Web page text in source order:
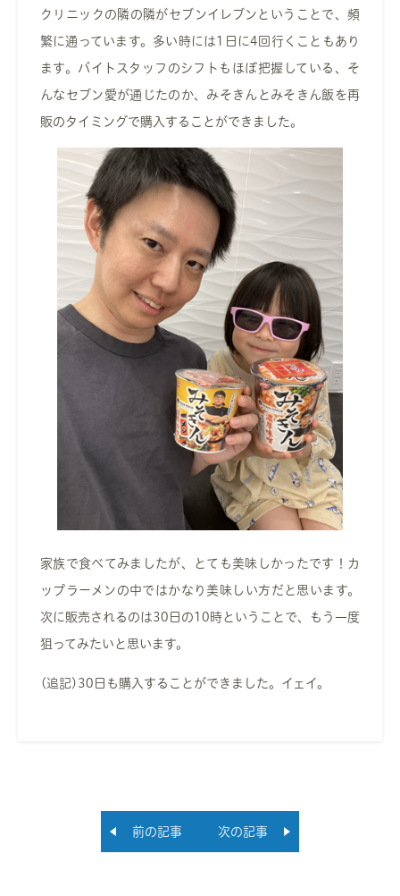
クリニックの隣の隣がセブンイレブンということで、頻
繁に通っています。多い時には1日に4回行くこともあり
ます。バイトスタッフのシフトもほぼ把握している、そ
んなセブン愛が通じたのか、みそきんとみそきん飯を再
販のタイミングで購入することができました。
家族で食べてみましたが、とても美味しかったです！カ
ップラーメンの中ではかなり美味しい方だと思います。
次に販売されるのは30日の10時ということで、もう一度
狙ってみたいと思います。
(追記)30日も購入することができました。イェイ。
前の記事 次の記事